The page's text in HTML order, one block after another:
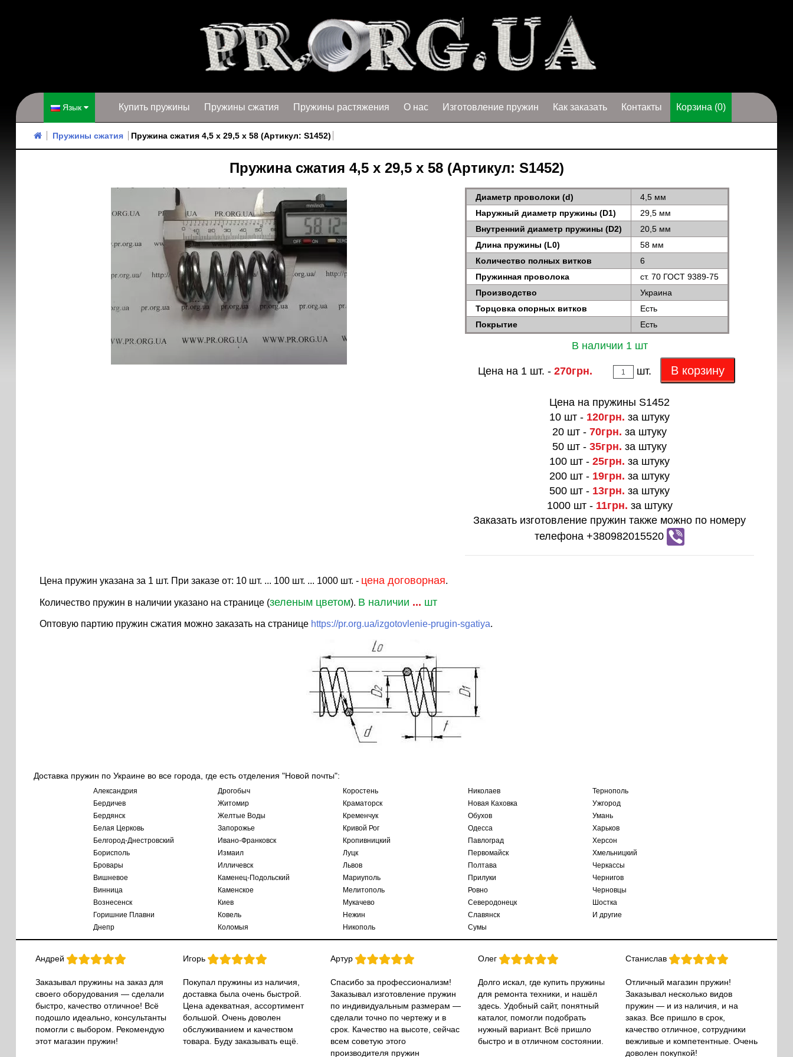
Купить пружины Пружины сжатия Пружины растяжения О нас Изготовление пружин Как заказать Контакты Корзина (0)
Язык
Пружины сжатия Пружина сжатия 4,5 х 29,5 х 58 (Артикул: S1452)
Пружина сжатия 4,5 х 29,5 х 58 (Артикул: S1452)
Диаметр проволоки (d)
4,5 мм
Наружный диаметр пружины (D1)
29,5 мм
Внутренний диаметр пружины (D2)
20,5 мм
Длина пружины (L0)
58 мм
Количество полных витков
6
Пружинная проволока
ст. 70 ГОСТ 9389-75
Производство
Украина
Торцовка опорных витков
Есть
Покрытие
Есть
В наличии 1 шт
Цена на 1 шт. -270грн. шт. В корзину
Цена на пружины S1452
10 шт - 120грн. за штуку
20 шт -70грн. за штуку
50 шт -35грн. за штуку
100 шт -25грн. за штуку
200 шт - 19грн. за штуку
500 шт - 13грн. за штуку
1000 шт - 11грн. за штуку
Заказать изготовление пружин также можно по номеру
телефона +380982015520
Цена пружин указана за 1 шт. При заказе от: 10 шт. ... 100 шт. ... 1000 шт. - цена договорная.
Количество пружин в наличии указано на странице (зеленым цветом). В наличии ... шт
Оптовую партию пружин сжатия можно заказать на странице https://pr.org.ua/izgotovlenie-prugin-sgatiya.
Доставка пружин по Украине во все города, где есть отделения "Новой почты":
Александрия
Бердичев
Бердянск
Белая Церковь
Белгород-Днестровский
Борисполь
Бровары
Вишневое
Винница
Вознесенск
Горишние Плавни
Днепр
Дрогобыч
Житомир
Желтые Воды
Запорожье
Ивано-Франковск
Измаил
Илличевск
Каменец-Подольский
Каменское
Киев
Ковель
Коломыя
Коростень
Краматорск
Кременчук
Кривой Рог
Кропивницкий
Луцк
Львов
Мариуполь
Мелитополь
Мукачево
Нежин
Никополь
Николаев
Новая Каховка
Обухов
Одесса
Павлоград
Первомайск
Полтава
Прилуки
Ровно
Северодонецк
Славянск
Сумы
Тернополь
Ужгород
Умань
Харьков
Херсон
Хмельницкий
Черкассы
Чернигов
Черновцы
Шостка
И другие
Андрей
Заказывал пружины на заказ для
своего оборудования — сделали
быстро, качество отличное! Всё
подошло идеально, консультанты
помогли с выбором. Рекомендую
этот магазин пружин!
Игорь
Покупал пружины из наличия,
доставка была очень быстрой.
Цена адекватная, ассортимент
большой. Очень доволен
обслуживанием и качеством
товара. Буду заказывать ещё.
Артур
Спасибо за профессионализм!
Заказывал изготовление пружин
по индивидуальным размерам —
сделали точно по чертежу и в
срок. Качество на высоте, сейчас
всем советую этого
производителя пружин
Олег
Долго искал, где купить пружины
для ремонта техники, и нашёл
здесь. Удобный сайт, понятный
каталог, помогли подобрать
нужный вариант. Всё пришло
быстро и в отличном состоянии.
Станислав
Отличный магазин пружин!
Заказывал несколько видов
пружин — и из наличия, и на
заказ. Все пришло в срок,
качество отличное, сотрудники
вежливые и компетентные. Очень
доволен покупкой!